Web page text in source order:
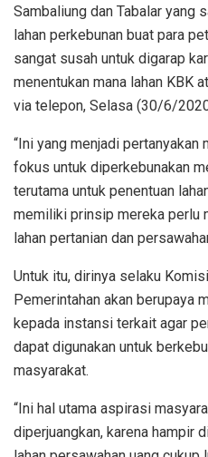
Sambaliung dan Tabalar yang
lahan perkebunan buat para
sangat susah untuk digarap
menentukan mana lahan KBK
via telepon, Selasa (30/6/
“Ini yang menjadi
fokus untuk diperkebunakan
terutama untuk penentuan
memiliki prinsip mereka perlu
lahan pertanian dan
Untuk itu, dirinya selaku
Pemerintahan akan berupaya
kepada instansi terkait agar
dapat digunakan untuk
masyarakat.
“Ini hal utama aspirasi
diperjuangkan, karena hampir